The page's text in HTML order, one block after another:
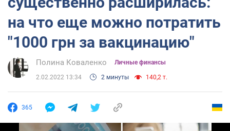
на что еще можно потратить
"1000 грн за вакцинацию"
Полина Коваленко Личные финансы
2.02.2022 13:34 2 минуты 140,2 т.
365